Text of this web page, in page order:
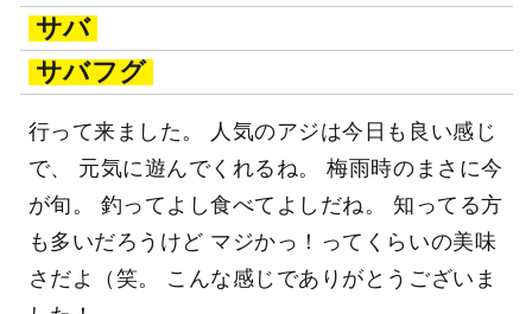
サバ
サバフグ
行って来ました。 人気のアジは今日も良い感じ
で、 元気に遊んでくれるね。 梅雨時のまさに今
が旬。 釣ってよし食べてよしだね。 知ってる方
も多いだろうけど マジかっ！ってくらいの美味
さだよ（笑。 こんな感じでありがとうございま